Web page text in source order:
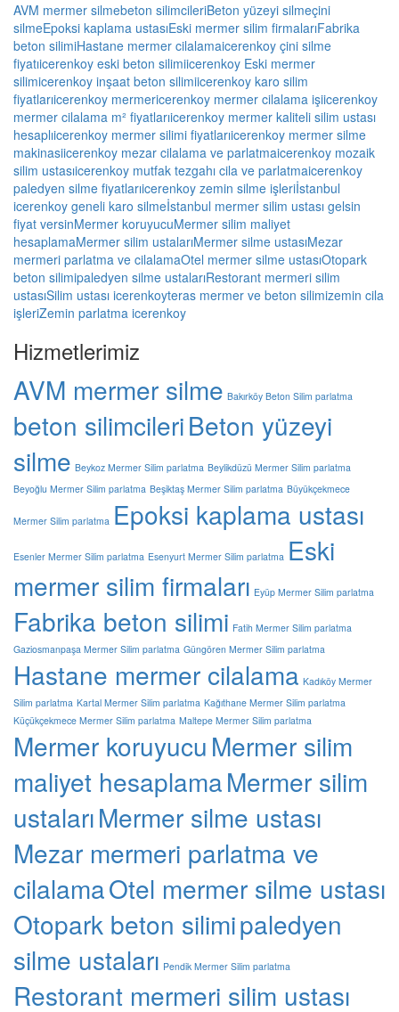
AVM mermer silmebeton silimcileriBeton yüzeyi silmeçini
silmeEpoksi kaplama ustasıEski mermer silim firmalarıFabrika
beton silimiHastane mermer cilalamaicerenkoy çini silme
fiyatıicerenkoy eski beton silimiicerenkoy Eski mermer
silimicerenkoy inşaat beton silimiicerenkoy karo silim
fiyatlarıicerenkoy mermericerenkoy mermer cilalama işiicerenkoy
mermer cilalama m² fiyatlarıicerenkoy mermer kaliteli silim ustası
hesaplıicerenkoy mermer silimi fiyatlarıicerenkoy mermer silme
makinasiicerenkoy mezar cilalama ve parlatmaicerenkoy mozaik
silim ustasıicerenkoy mutfak tezgahı cila ve parlatmaicerenkoy
paledyen silme fiyatlarıicerenkoy zemin silme işleriİstanbul
icerenkoy geneli karo silmeİstanbul mermer silim ustası gelsin
fiyat versinMermer koruyucuMermer silim maliyet
hesaplamaMermer silim ustalarıMermer silme ustasıMezar
mermeri parlatma ve cilalamaOtel mermer silme ustasıOtopark
beton silimipaledyen silme ustalarıRestorant mermeri silim
ustasıSilim ustası icerenkoyteras mermer ve beton silimizemin cila
işleriZemin parlatma icerenkoy
Hizmetlerimiz
AVM mermer silme Bakırköy Beton Silim parlatma
beton silimcileriBeton yüzeyi
silme Beykoz Mermer Silim parlatma Beylikdüzü Mermer Silim parlatma
Beyoğlu Mermer Silim parlatma Beşiktaş Mermer Silim parlatma Büyükçekmece
Mermer Silim parlatma Epoksi kaplama ustası
Esenler Mermer Silim parlatma Esenyurt Mermer Silim parlatma Eski
mermer silim firmaları Eyüp Mermer Silim parlatma
Fabrika beton silimi Fatih Mermer Silim parlatma
Gaziosmanpaşa Mermer Silim parlatma Güngören Mermer Silim parlatma
Hastane mermer cilalama Kadıköy Mermer
Silim parlatma Kartal Mermer Silim parlatma Kağıthane Mermer Silim parlatma
Küçükçekmece Mermer Silim parlatma Maltepe Mermer Silim parlatma
Mermer koruyucu Mermer silim
maliyet hesaplamaMermer silim
ustalarıMermer silme ustası
Mezar mermeri parlatma ve
cilalamaOtel mermer silme ustası
Otopark beton silimipaledyen
silme ustaları Pendik Mermer Silim parlatma
Restorant mermeri silim ustası